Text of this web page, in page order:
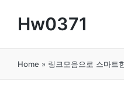
Hw0371
Home » 링크모음으로 스마트